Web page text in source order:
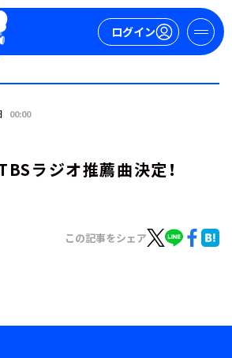
ログイン
00:00
ラジオ推薦曲決定！
この記事をシェア